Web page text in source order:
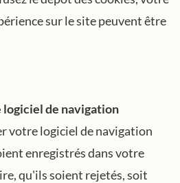
sur le site peuvent être
de navigation
votre logiciel de navigation
enregistrés dans votre
qu'ils soient rejetés, soit